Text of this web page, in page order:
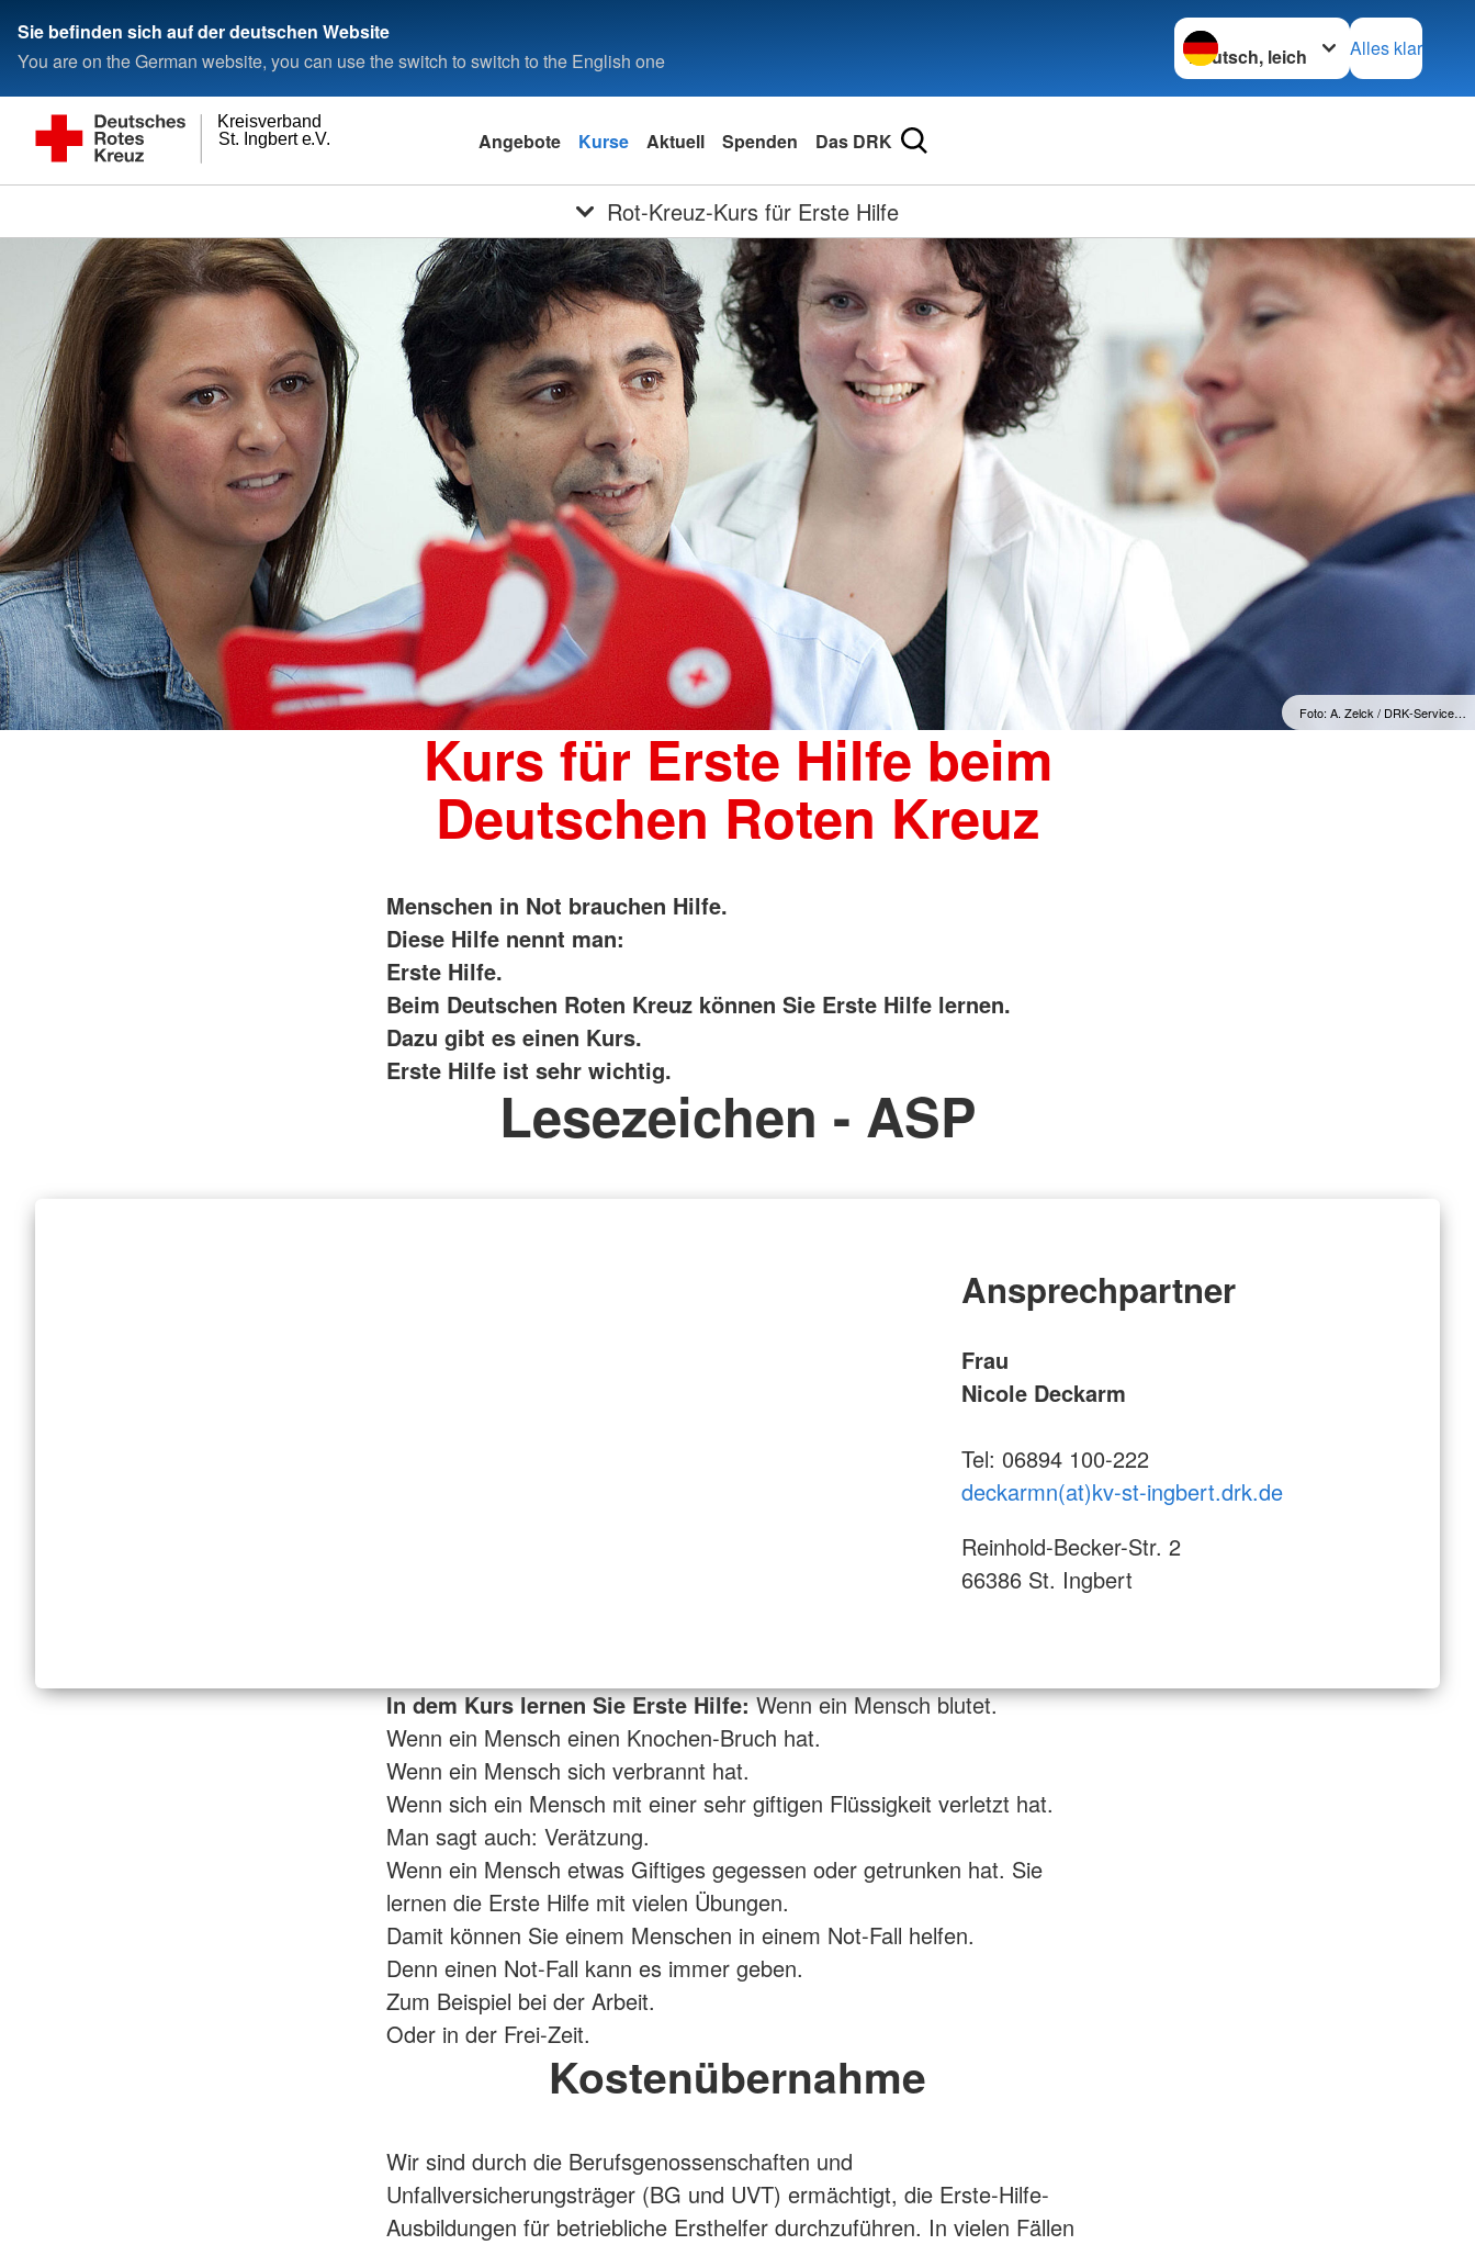
Sie befinden sich auf der deutschen Website
You are on the German website, you can use the switch to switch to the English one
Sprache wechseln zu
Alles klar
St. Ingbert e.V.
Kreisverband
Angebote Kurse Aktuell Spenden Das DRK
Rot-Kreuz-Kurs für Erste Hilfe
Foto: A. Zelck / DRK-Service…
Kurs für Erste Hilfe beim
Deutschen Roten Kreuz
Menschen in Not brauchen Hilfe.
Diese Hilfe nennt man:
Erste Hilfe.
Beim Deutschen Roten Kreuz können Sie Erste Hilfe lernen.
Dazu gibt es einen Kurs.
Erste Hilfe ist sehr wichtig.
Lesezeichen - ASP
Ansprechpartner
Frau
Nicole Deckarm
Tel: 06894 100-222
deckarmn(at)kv-st-ingbert.drk.de
Reinhold-Becker-Str. 2
66386 St. Ingbert
In dem Kurs lernen Sie Erste Hilfe:Wenn ein Mensch blutet.
Wenn ein Mensch einen Knochen-Bruch hat.
Wenn ein Mensch sich verbrannt hat.
Wenn sich ein Mensch mit einer sehr giftigen Flüssigkeit verletzt hat.
Man sagt auch: Verätzung.
Wenn ein Mensch etwas Giftiges gegessen oder getrunken hat. Sie
lernen die Erste Hilfe mit vielen Übungen.
Damit können Sie einem Menschen in einem Not-Fall helfen.
Denn einen Not-Fall kann es immer geben.
Zum Beispiel bei der Arbeit.
Oder in der Frei-Zeit.
Kostenübernahme
Wir sind durch die Berufsgenossenschaften und
Unfallversicherungsträger (BG und UVT) ermächtigt, die Erste-Hilfe-
Ausbildungen für betriebliche Ersthelfer durchzuführen. In vielen Fällen